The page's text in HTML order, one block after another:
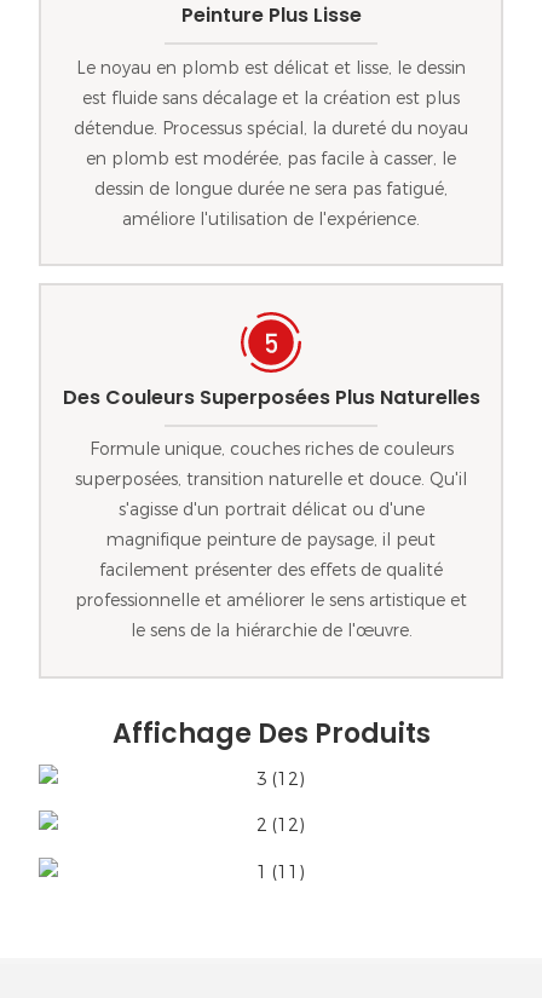
Peinture Plus Lisse
Le noyau en plomb est délicat et lisse, le dessin
est fluide sans décalage et la création est plus
détendue. Processus spécial, la dureté du noyau
en plomb est modérée, pas facile à casser, le
dessin de longue durée ne sera pas fatigué,
améliore l'utilisation de l'expérience.
Des Couleurs Superposées Plus Naturelles
Formule unique, couches riches de couleurs
superposées, transition naturelle et douce. Qu'il
s'agisse d'un portrait délicat ou d'une
magnifique peinture de paysage, il peut
facilement présenter des effets de qualité
professionnelle et améliorer le sens artistique et
le sens de la hiérarchie de l'œuvre.
Affichage Des Produits